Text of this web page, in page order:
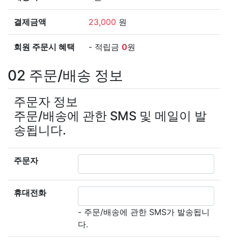
결제금액 23,000 원
회원 주문시 혜택 - 적립금 0원
02 주문/배송 정보
주문자 정보
주문/배송에 관한 SMS 및 메일이 발
송됩니다.
주문자
휴대전화
- 주문/배송에 관한 SMS가 발송됩니
다.